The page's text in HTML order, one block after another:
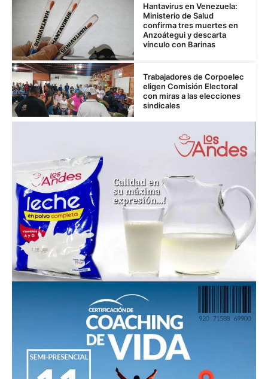
Hantavirus en Venezuela:
Ministerio de Salud
confirma tres muertes en
Anzoátegui y descarta
vínculo con Barinas
Trabajadores de Corpoelec
eligen Comisión Electoral
con miras a las elecciones
sindicales